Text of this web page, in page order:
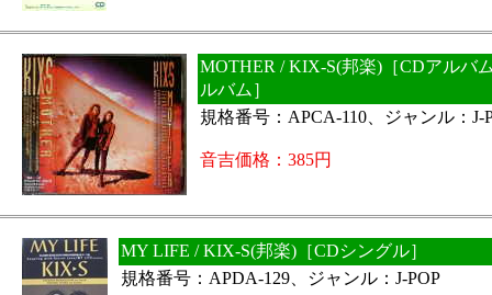
MOTHER / KIX-S(邦楽)［CDアルバ
ルバム］
規格番号：APCA-110、ジャンル：J-
音吉価格：385円
MY LIFE / KIX-S(邦楽)［CDシングル］
規格番号：APDA-129、ジャンル：J-POP